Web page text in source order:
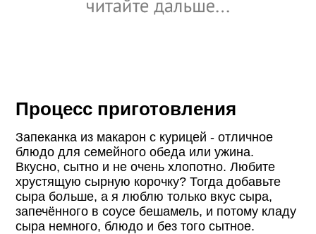
Процесс приготовления
Запеканка из макарон с курицей - отличное
блюдо для семейного обеда или ужина.
Вкусно, сытно и не очень хлопотно. Любите
хрустящую сырную корочку? Тогда добавьте
сыра больше, а я люблю только вкус сыра,
запечённого в соусе бешамель, и потому кладу
сыра немного, блюдо и без того сытное.